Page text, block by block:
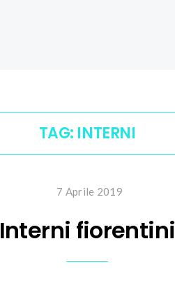
TAG: INTERNI
7 Aprile 2019
Interni fiorentini